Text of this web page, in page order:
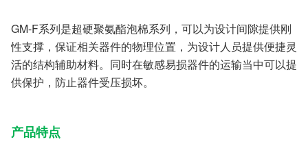
GM-F系列是超硬聚氨酯泡棉系列，可以为设计间隙提供刚
性支撑，保证相关器件的物理位置，为设计人员提供便捷灵
活的结构辅助材料。同时在敏感易损器件的运输当中可以提
供保护，防止器件受压损坏。
产品特点